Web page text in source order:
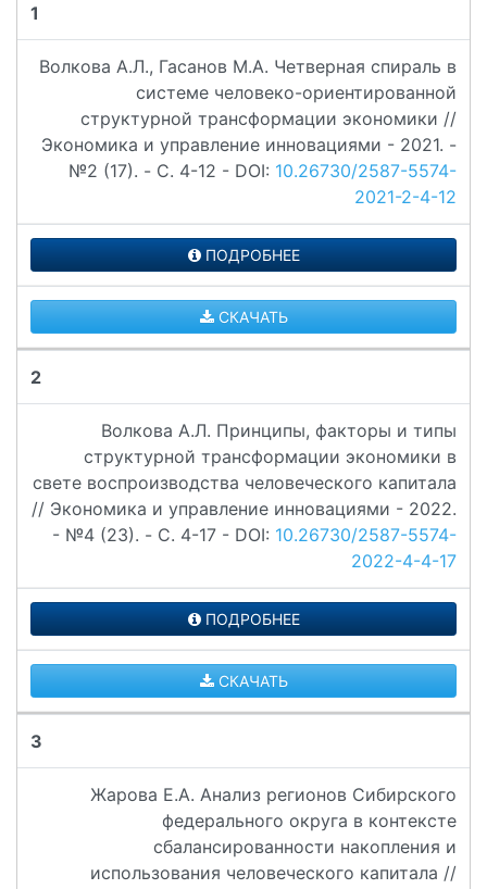
1
Волкова А.Л., Гасанов М.А. Четверная спираль в
системе человеко-ориентированной
структурной трансформации экономики //
Экономика и управление инновациями - 2021. -
№2 (17). - C. 4-12 - DOI: 10.26730/2587-5574-
2021-2-4-12
ПОДРОБНЕЕ
СКАЧАТЬ
2
Волкова А.Л. Принципы, факторы и типы
структурной трансформации экономики в
свете воспроизводства человеческого капитала
// Экономика и управление инновациями - 2022.
- №4 (23). - C. 4-17 - DOI: 10.26730/2587-5574-
2022-4-4-17
ПОДРОБНЕЕ
СКАЧАТЬ
3
Жарова Е.А. Анализ регионов Сибирского
федерального округа в контексте
сбалансированности накопления и
использования человеческого капитала //